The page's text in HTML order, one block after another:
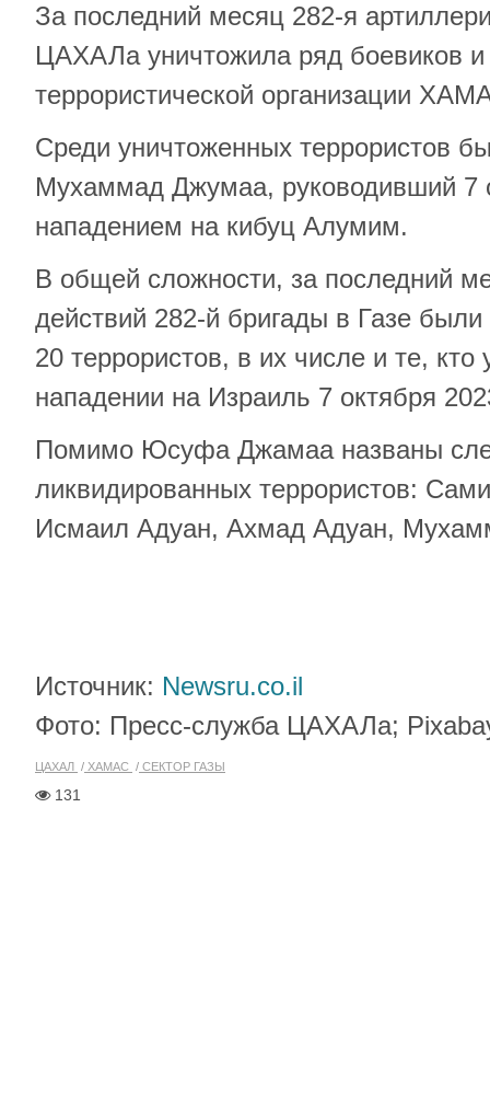
За последний месяц 282-я
ЦАХАЛа уничтожила ряд боевиков
террористической организации
Среди уничтоженных террористов
Мухаммад Джумаа, руководивший 7
нападением на кибуц Алумим.
В общей сложности, за последний
действий 282-й бригады в Газе
20 террористов, в их числе и те, кто
нападении на Израиль 7 октября
Помимо Юсуфа Джамаа названы
ликвидированных террористов:
Исмаил Адуан, Ахмад Адуан,
Источник: Newsru.co.il
Фото: Пресс-служба ЦАХАЛа;
ЦАХАЛ ХАМАС СЕКТОР ГАЗЫ
131